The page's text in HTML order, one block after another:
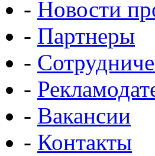
- Новости
- Партнеры
-
-
- Вакансии
- Контакты